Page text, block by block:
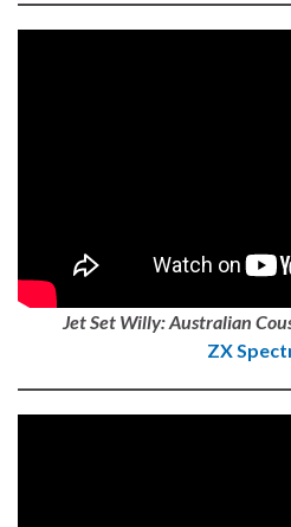
Jet Set Willy: Australian
ZX